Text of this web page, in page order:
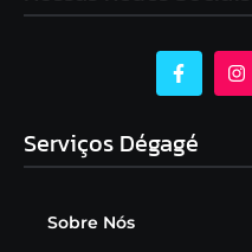
Serviços Dégagé
Sobre Nós